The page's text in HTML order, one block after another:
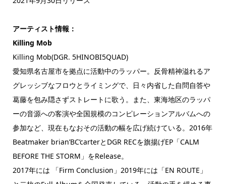
アーティスト情報：
Killing Mob
Killing Mob(DGR. 5HINOBI5QUAD)
愛知県名古屋市を拠点に活動中のラッパー。反骨精神溢れるア
グレッシブなフロウとライミングで、日々内省した自問自答や
葛藤を包み隠さずストレートに歌う。また、東海地区のラッパ
ーの音源への客演や全国規模のコンピレーションアルバムへの
参加など、現在もなおその活動の幅を広げ続けている。2016年
Beatmaker brian’BC’carterとDGR RECを旗揚げEP「CALM
BEFORE THE STORM」をRelease。
2017年には 「Firm Conclusion」2019年には「EN ROUTE」